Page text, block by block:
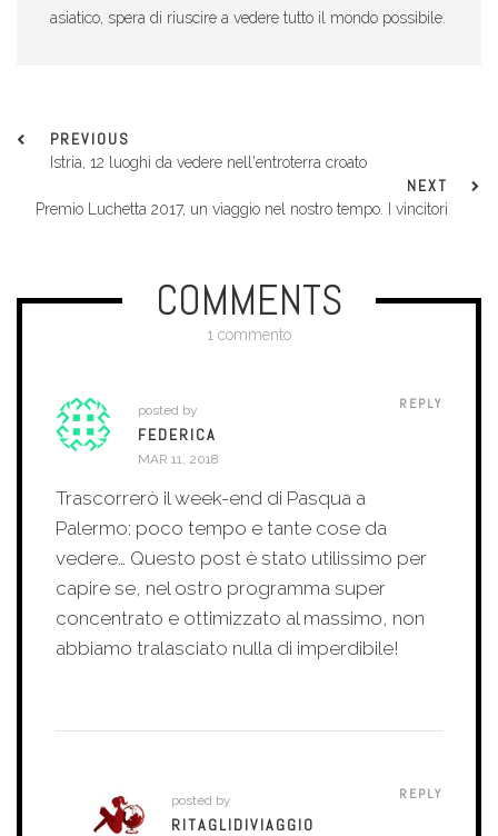
asiatico, spera di riuscire a vedere tutto il mondo possibile.
PREVIOUS
Istria, 12 luoghi da vedere nell'entroterra croato
NEXT
Premio Luchetta 2017, un viaggio nel nostro tempo. I vincitori
COMMENTS
1 commento
posted by
FEDERICA
MAR 11, 2018
REPLY
Trascorrerò il week-end di Pasqua a
Palermo: poco tempo e tante cose da
vedere… Questo post è stato utilissimo per
capire se, nel ostro programma super
concentrato e ottimizzato al massimo, non
abbiamo tralasciato nulla di imperdibile!
posted by
RITAGLIDIVIAGGIO
REPLY